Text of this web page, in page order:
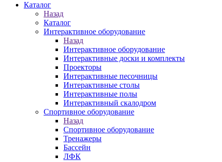
Каталог
Назад
Каталог
Интерактивное оборудование
Назад
Интерактивное оборудование
Интерактивные доски и комплекты
Проекторы
Интерактивные песочницы
Интерактивные столы
Интерактивные полы
Интерактивный скалодром
Спортивное оборудование
Назад
Спортивное оборудование
Тренажеры
Бассейн
ЛФК